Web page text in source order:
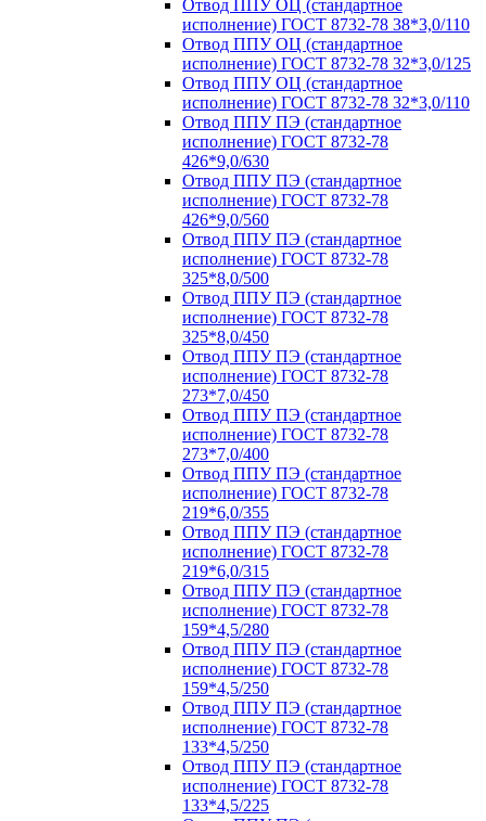
Отвод ППУ ОЦ (стандартное
исполнение) ГОСТ 8732-78 38*3,0/110
Отвод ППУ ОЦ (стандартное
исполнение) ГОСТ 8732-78 32*3,0/125
Отвод ППУ ОЦ (стандартное
исполнение) ГОСТ 8732-78 32*3,0/110
Отвод ППУ ПЭ (стандартное
исполнение) ГОСТ 8732-78
426*9,0/630
Отвод ППУ ПЭ (стандартное
исполнение) ГОСТ 8732-78
426*9,0/560
Отвод ППУ ПЭ (стандартное
исполнение) ГОСТ 8732-78
325*8,0/500
Отвод ППУ ПЭ (стандартное
исполнение) ГОСТ 8732-78
325*8,0/450
Отвод ППУ ПЭ (стандартное
исполнение) ГОСТ 8732-78
273*7,0/450
Отвод ППУ ПЭ (стандартное
исполнение) ГОСТ 8732-78
273*7,0/400
Отвод ППУ ПЭ (стандартное
исполнение) ГОСТ 8732-78
219*6,0/355
Отвод ППУ ПЭ (стандартное
исполнение) ГОСТ 8732-78
219*6,0/315
Отвод ППУ ПЭ (стандартное
исполнение) ГОСТ 8732-78
159*4,5/280
Отвод ППУ ПЭ (стандартное
исполнение) ГОСТ 8732-78
159*4,5/250
Отвод ППУ ПЭ (стандартное
исполнение) ГОСТ 8732-78
133*4,5/250
Отвод ППУ ПЭ (стандартное
исполнение) ГОСТ 8732-78
133*4,5/225